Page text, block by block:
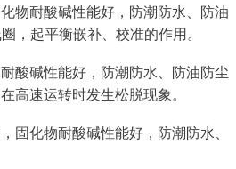
物耐酸碱性能好，防潮防水、防油
，起平衡嵌补、校准的作用。
酸碱性能好，防潮防水、防油防尘
速运转时发生松脱现象。
化物耐酸碱性能好，防潮防水、